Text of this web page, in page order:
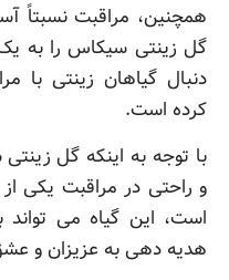
همچنین، مراقبت نسبتاً
گل زینتی سیکاس را به
دنبال گیاهان زینتی با
کرده است.
با توجه به اینکه گل
و راحتی در مراقبت یکی
است، این گیاه می تواند
هدیه دهی به عزیزان و